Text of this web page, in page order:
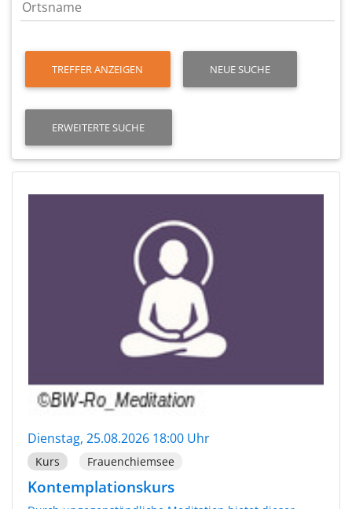
TREFFER ANZEIGEN NEUE SUCHE
ERWEITERTE SUCHE
Dienstag, 25.08.2026 18:00 Uhr
Kurs Frauenchiemsee
Kontemplationskurs